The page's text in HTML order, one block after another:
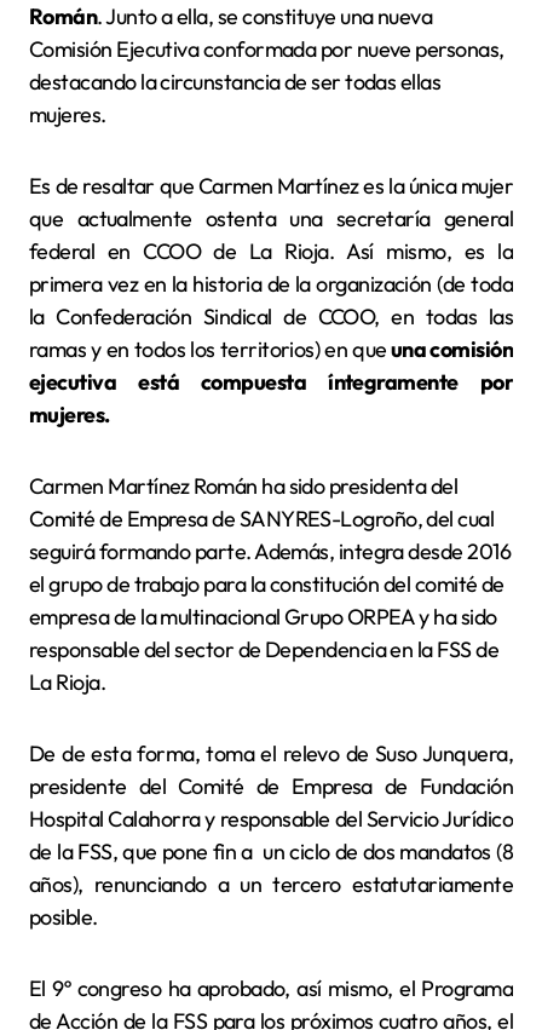
Román. Junto a ella, se constituye una nueva
Comisión Ejecutiva conformada por nueve personas,
destacando la circunstancia de ser todas ellas
mujeres.
Es de resaltar que Carmen Martínez es la única mujer
que actualmente ostenta una secretaría general
federal en CCOO de La Rioja. Así mismo, es la
primera vez en la historia de la organización (de toda
la Confederación Sindical de CCOO, en todas las
ramas y en todos los territorios) en queuna comisión
ejecutiva está compuesta íntegramente por
mujeres.
Carmen Martínez Román ha sido presidenta del
Comité de Empresa de SANYRES-Logroño, del cual
seguirá formando parte. Además, integra desde 2016
el grupo de trabajo para la constitución del comité de
empresa de la multinacional Grupo ORPEA y ha sido
responsable del sector de Dependencia en la FSS de
La Rioja.
De de esta forma, toma el relevo de Suso Junquera,
presidente del Comité de Empresa de Fundación
Hospital Calahorra y responsable del Servicio Jurídico
de la FSS, que pone fin a un ciclo de dos mandatos (8
años), renunciando a un tercero estatutariamente
posible.
El 9º congreso ha aprobado, así mismo, el Programa
de Acción de la FSS para los próximos cuatro años, el